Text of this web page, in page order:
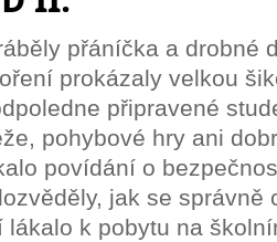
přáníčka a drobné
prokázaly velkou
připravené
pohybové hry ani
povídání o
jak se správně
lákalo k pobytu na